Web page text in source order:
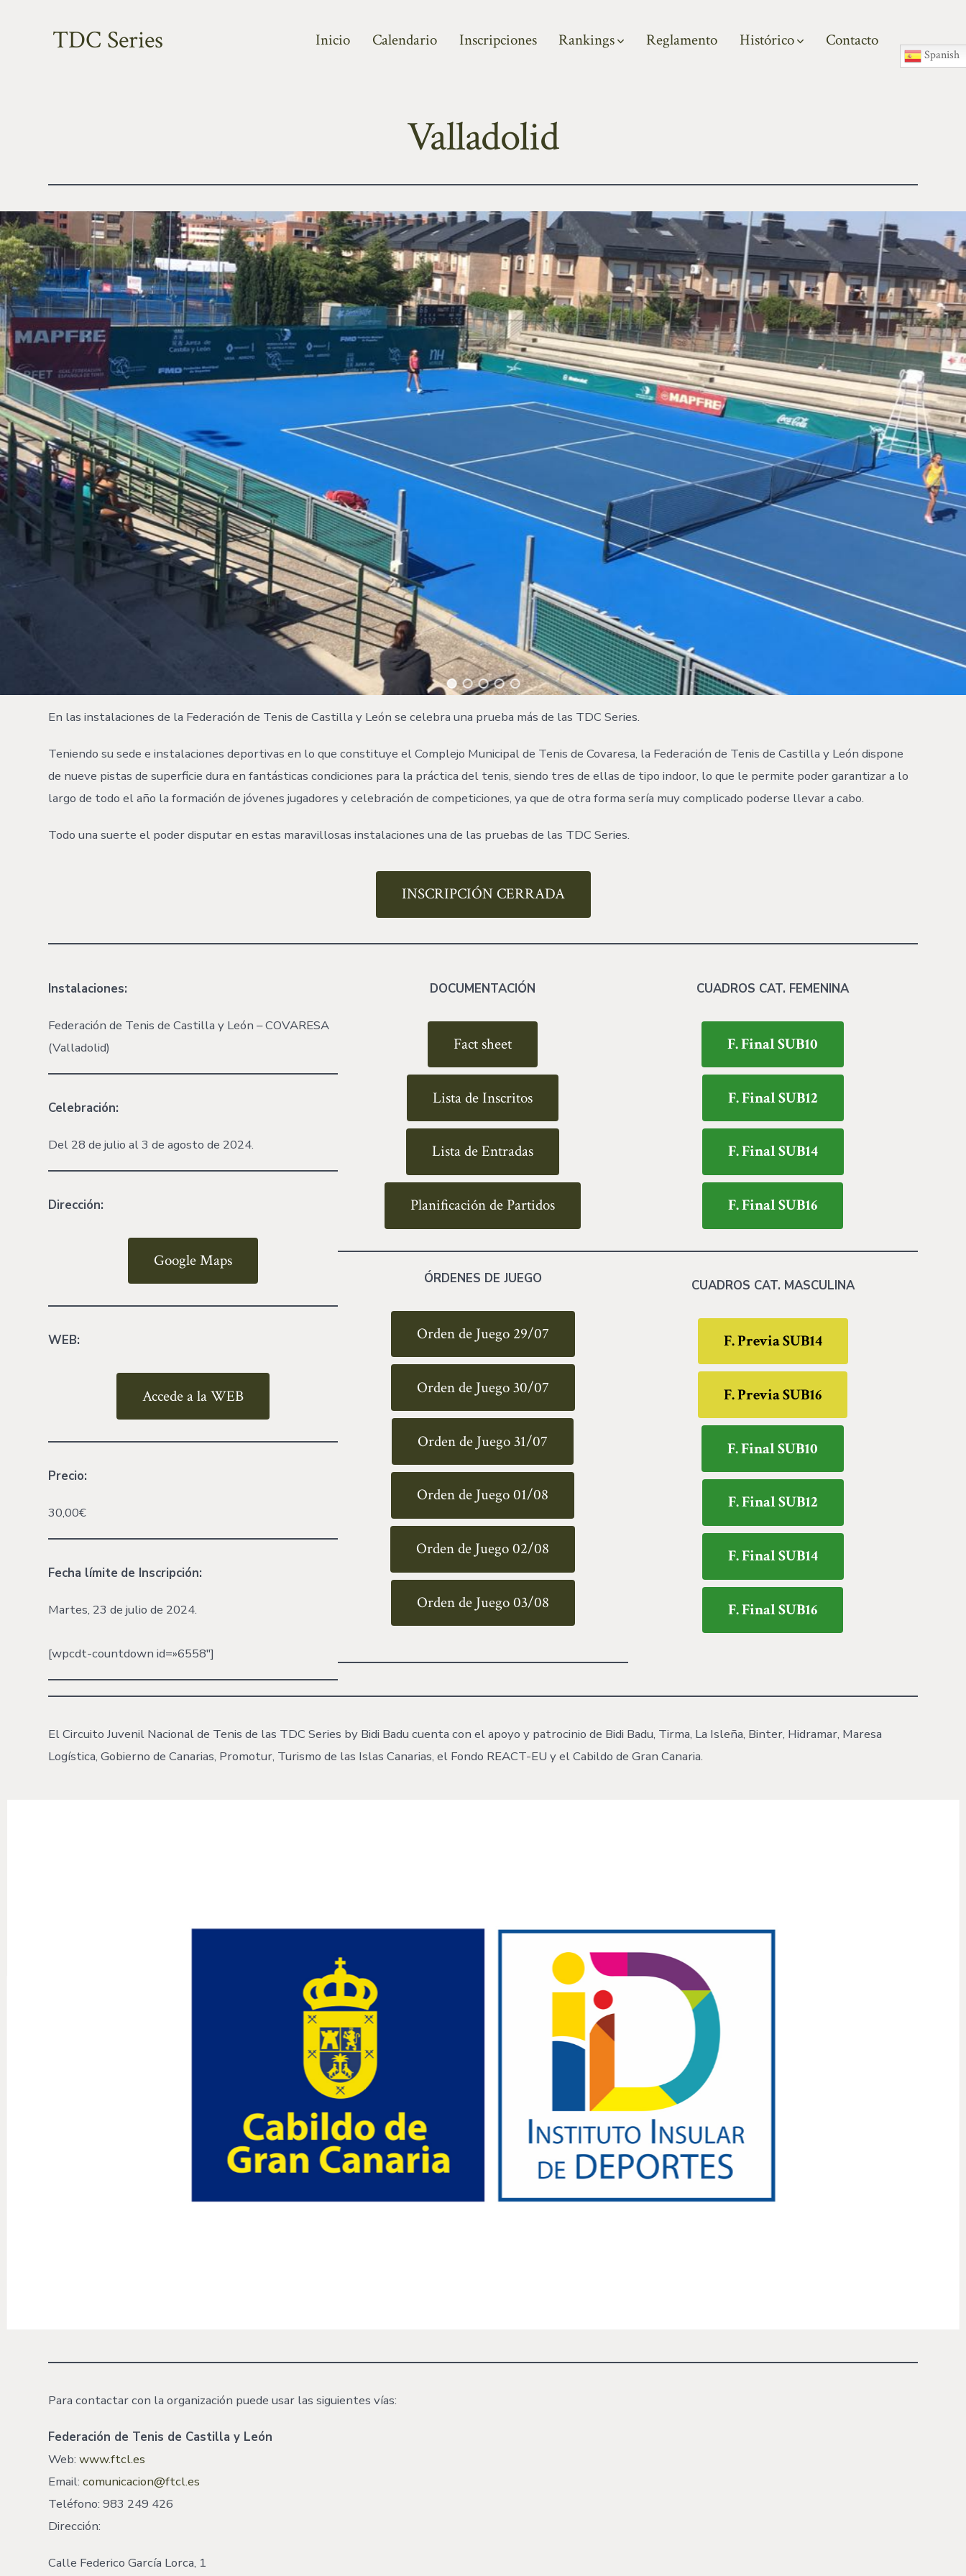
TDC Series Inicio Calendario Inscripciones Rankings Reglamento Histórico Contacto
Spanish
Valladolid
En las instalaciones de la Federación de Tenis de Castilla y León se celebra una prueba más de las TDC Series.
Teniendo su sede e instalaciones deportivas en lo que constituye el Complejo Municipal de Tenis de Covaresa, la Federación de Tenis de Castilla y León dispone
de nueve pistas de superficie dura en fantásticas condiciones para la práctica del tenis, siendo tres de ellas de tipo indoor, lo que le permite poder garantizar a lo
largo de todo el año la formación de jóvenes jugadores y celebración de competiciones, ya que de otra forma sería muy complicado poderse llevar a cabo.
Todo una suerte el poder disputar en estas maravillosas instalaciones una de las pruebas de las TDC Series.
INSCRIPCIÓN CERRADA
Instalaciones:
Federación de Tenis de Castilla y León – COVARESA
(Valladolid)
Celebración:
Del 28 de julio al 3 de agosto de 2024.
Dirección:
Google Maps
WEB:
Accede a la WEB
Precio:
30,00€
Fecha límite de Inscripción:
Martes, 23 de julio de 2024.
[wpcdt-countdown id=»6558″]
DOCUMENTACIÓN
Fact sheet
Lista de Inscritos
Lista de Entradas
Planificación de Partidos
ÓRDENES DE JUEGO
Orden de Juego 29/07
Orden de Juego 30/07
Orden de Juego 31/07
Orden de Juego 01/08
Orden de Juego 02/08
Orden de Juego 03/08
CUADROS CAT. FEMENINA
F. Final SUB10
F. Final SUB12
F. Final SUB14
F. Final SUB16
CUADROS CAT. MASCULINA
F. Previa SUB14
F. Previa SUB16
F. Final SUB10
F. Final SUB12
F. Final SUB14
F. Final SUB16
El Circuito Juvenil Nacional de Tenis de las TDC Series by Bidi Badu cuenta con el apoyo y patrocinio de Bidi Badu, Tirma, La Isleña, Binter, Hidramar, Maresa
Logística, Gobierno de Canarias, Promotur, Turismo de las Islas Canarias, el Fondo REACT-EU y el Cabildo de Gran Canaria.
Para contactar con la organización puede usar las siguientes vías:
Federación de Tenis de Castilla y León
Web:www.ftcl.es
Email:comunicacion@ftcl.es
Teléfono: 983 249 426
Dirección:
Calle Federico García Lorca, 1